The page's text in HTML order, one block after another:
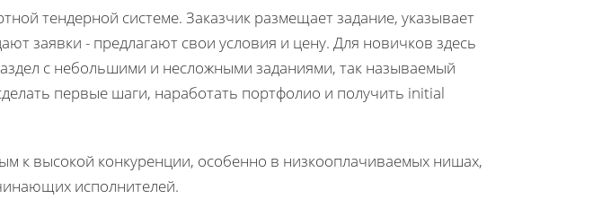
тендерной системе. Заказчик размещает задание, указывает
заявки - предлагают свои условия и цену. Для новичков здесь
с небольшими и несложными заданиями, так называемый
первые шаги, наработать портфолио и получить initial
к высокой конкуренции, особенно в низкооплачиваемых нишах,
исполнителей.